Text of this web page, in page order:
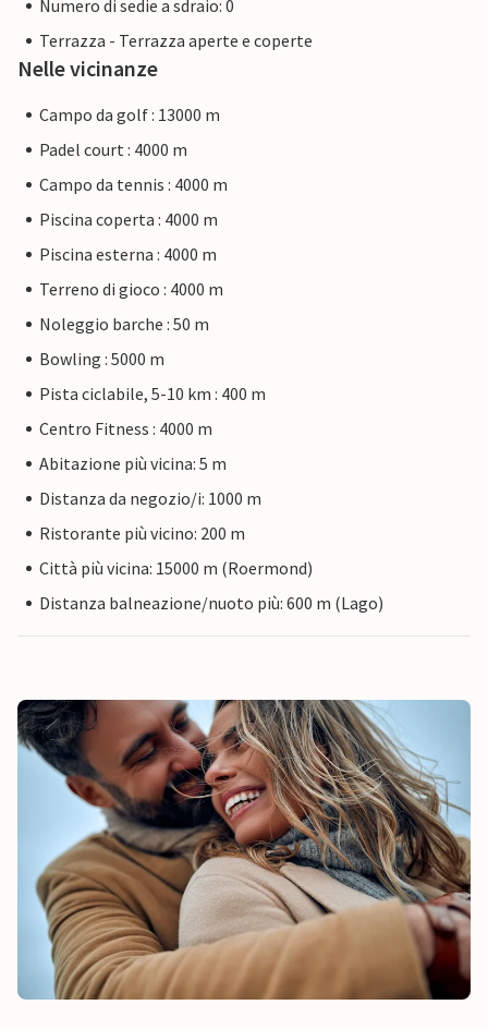
Numero di sedie a sdraio: 0
Terrazza - Terrazza aperte e coperte
Nelle vicinanze
Campo da golf : 13000 m
Padel court : 4000 m
Campo da tennis : 4000 m
Piscina coperta : 4000 m
Piscina esterna : 4000 m
Terreno di gioco : 4000 m
Noleggio barche : 50 m
Bowling : 5000 m
Pista ciclabile, 5-10 km : 400 m
Centro Fitness : 4000 m
Abitazione più vicina: 5 m
Distanza da negozio/i: 1000 m
Ristorante più vicino: 200 m
Città più vicina: 15000 m (Roermond)
Distanza balneazione/nuoto più: 600 m (Lago)